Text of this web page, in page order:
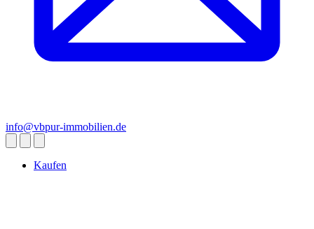
info@vbpur-immobilien.de
Kaufen